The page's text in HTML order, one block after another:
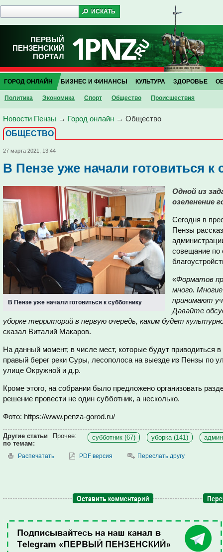
ПЕРВЫЙ
ПЕНЗЕНСКИЙ
ПОРТАЛ
ГОРОД ОНЛАЙН
Политика Экономика Спорт Общество Проиcшествия
БИЗНЕС И ФИНАНСЫ КУЛЬТУРА ЗДОРОВЬЕ
Новости Пензы → Город онлайн → Общество
ОБЩЕСТВО
27 марта 2021, 13:44
В Пензе уже начали готовиться к
В Пензе уже начали готовиться к субботнику
Одной из
озеленение
Сегодня в
Пензы
совещание по
«Форматов
много.
принимают
Давайте
уборке территорий в первую очередь, каким будет
сказал Виталий Макаров.
На данный момент, в числе мест, которые будут приводиться
правый берег реки Суры, лесополоса на выезде из Пензы по
улице Окружной и д.р.
Кроме этого, на собрании было предложено организовать
решение провести не один субботник, а несколько.
Фото: https://www.penza-gorod.ru/
Другие статьи
по темам:
Прочее: субботник (67) уборка (141)
Распечатать PDF версия Переслать другу
Оставить комментарий